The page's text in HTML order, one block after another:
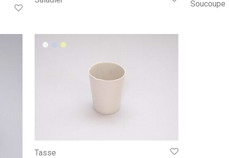
Soucoupe
Tasse